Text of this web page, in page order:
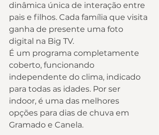
dinâmica única de interação entre
pais e filhos. Cada família que visita
ganha de presente uma foto
digital na Big TV.
É um programa completamente
coberto, funcionando
independente do clima, indicado
para todas as idades. Por ser
indoor, é uma das melhores
opções para dias de chuva em
Gramado e Canela.